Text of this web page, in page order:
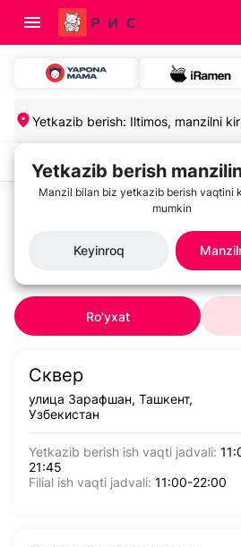
Yetkazib berish: Iltimos, manzilni
salatlar va sovuq gazaklar
Bosh sahifa / Restoranlar
Ro'yxat
Сквер
улица Зарафшан, Ташкент,
Узбекистан
Yetkazib berish ish vaqti jadvali:
21:45
Filial ish vaqti jadvali: 11:00-22:00
Yetkazib berish
Manzil bilan biz yetkazib berish vaqtini
mumkin
Keyinroq